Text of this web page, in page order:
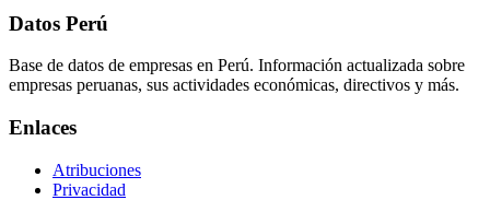
Datos Perú
Base de datos de empresas en Perú. Información actualizada sobre
empresas peruanas, sus actividades económicas, directivos y más.
Enlaces
Atribuciones
Privacidad